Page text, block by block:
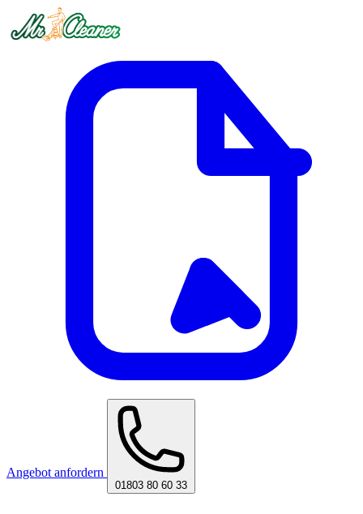
Angebot anfordern
01803 80 60 33